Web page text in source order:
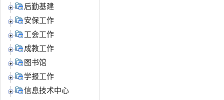
后勤基建
安保工作
工会工作
成教工作
图书馆
学报工作
信息技术中心